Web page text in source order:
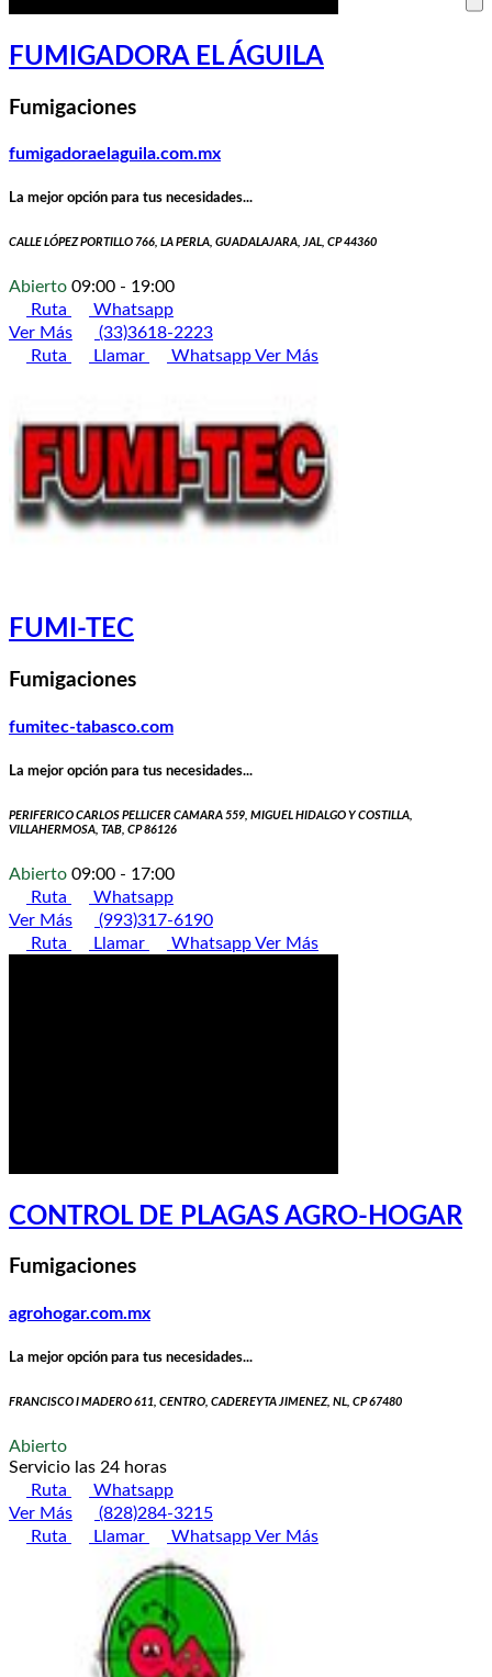
FUMIGADORA EL ÁGUILA
Fumigaciones
fumigadoraelaguila.com.mx
La mejor opción para tus necesidades...
CALLE LÓPEZ PORTILLO 766, LA PERLA, GUADALAJARA, JAL, CP 44360
Abierto 09:00 - 19:00
Ruta
Whatsapp
Ver Más
(33)3618-2223
Ruta
Llamar WhatsappVer Más
FUMI-TEC
Fumigaciones
fumitec-tabasco.com
La mejor opción para tus necesidades...
PERIFERICO CARLOS PELLICER CAMARA 559, MIGUEL HIDALGO Y COSTILLA,
VILLAHERMOSA, TAB, CP 86126
Abierto 09:00 - 17:00
Ruta
Whatsapp
Ver Más
(993)317-6190
Ruta
Llamar WhatsappVer Más
CONTROL DE PLAGAS AGRO-HOGAR
Fumigaciones
agrohogar.com.mx
La mejor opción para tus necesidades...
FRANCISCO I MADERO 611, CENTRO, CADEREYTA JIMENEZ, NL, CP 67480
Abierto
Servicio las 24 horas
Ruta
Whatsapp
Ver Más
(828)284-3215
Ruta
Llamar WhatsappVer Más